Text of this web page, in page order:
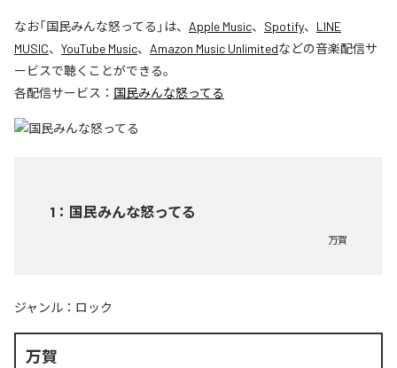
なお「国民みんな怒ってる 」は、 Apple Music、 Spotify、 LINE
MUSIC、 YouTube Music、 Amazon Music Unlimitedなどの音楽配信サ
ービスで聴くことができる。
各配信サービス： 国民みんな怒ってる
1 ： 国民みんな怒ってる
万賀
ジャンル： ロック
万賀